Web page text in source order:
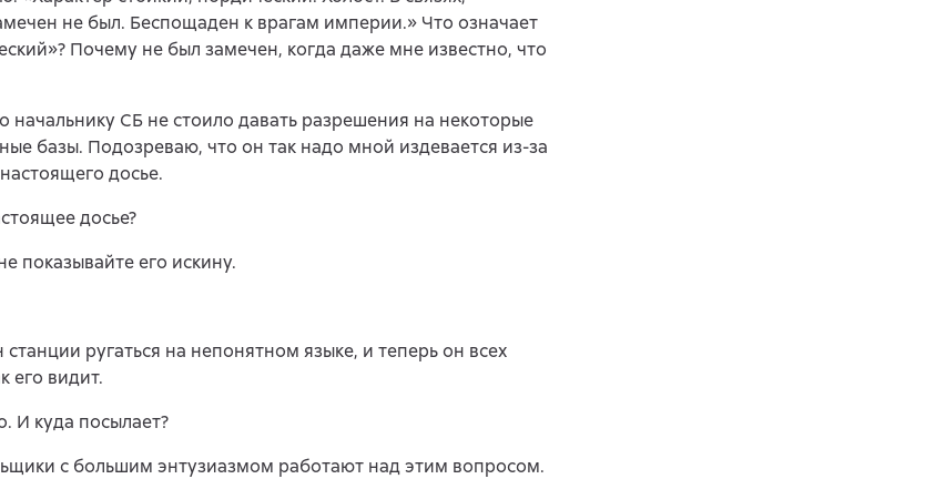
не был. Беспощаден к врагам империи.» Что означает
Почему не был замечен, когда даже мне известно, что
начальнику СБ не стоило давать разрешения на некоторые
базы. Подозреваю, что он так надо мной издевается из-за
досье.
досье?
показывайте его искину.
ругаться на непонятном языке, и теперь он всех
его видит.
И куда посылает?
с большим энтузиазмом работают над этим вопросом.